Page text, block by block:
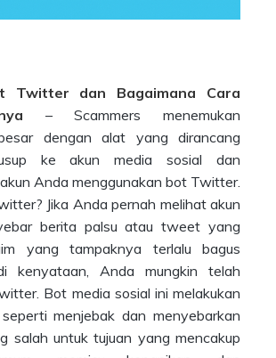
Twitter dan Bagaimana Cara
– Scammers menemukan
dengan alat yang dirancang
ke akun media sosial dan
Anda menggunakan bot Twitter.
Jika Anda pernah melihat akun
berita palsu atau tweet yang
yang tampaknya terlalu bagus
kenyataan, Anda mungkin telah
Bot media sosial ini melakukan
menjebak dan menyebarkan
salah untuk tujuan yang mencakup